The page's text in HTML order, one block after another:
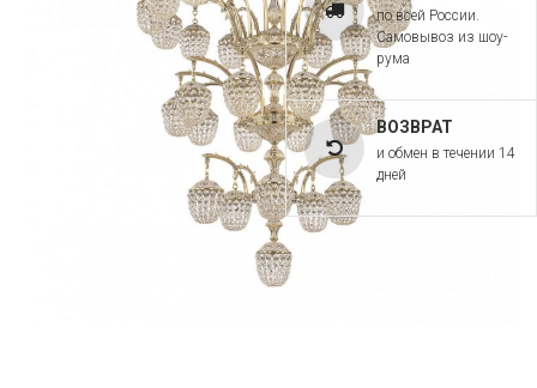
по всей России.
Самовывоз из шоу-
рума
ВОЗВРАТ
и обмен в течении 14
дней